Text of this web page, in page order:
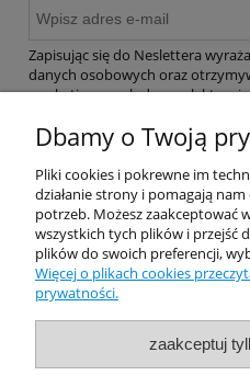
Zapisując się do Neslettera
danych osobowych oraz
marketingowych drogą
Moje
Dbamy o Twoją
Pliki cookies i pokrewne im
działanie strony i pomagają
potrzeb. Możesz zaakceptować
wszystkich tych plików i przejść
plików do swoich preferencji,
Więcej o plikach cookies
prywatności.
zaakceptuj